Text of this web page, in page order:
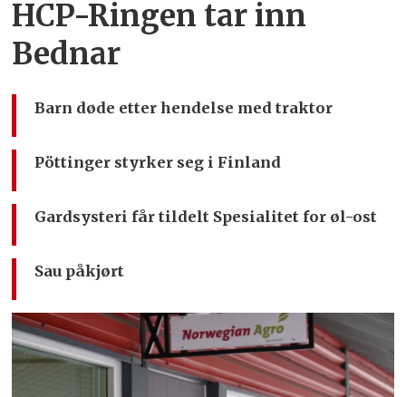
HCP-Ringen tar inn
Bednar
Barn døde etter hendelse med traktor
Pöttinger styrker seg i Finland
Gardsysteri får tildelt Spesialitet for øl-ost
Sau påkjørt